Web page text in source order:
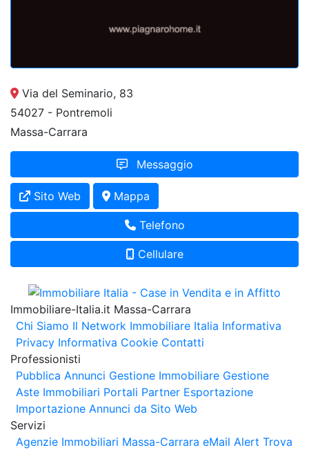
Via del Seminario, 83
54027 - Pontremoli
Massa-Carrara
Messaggio
Sito Web Mappa
Telefono
Cellulare
Immobiliare-Italia.it Massa-Carrara
Chi Siamo Il Network Immobiliare Italia Informativa
Privacy Informativa Cookie Contatti
Professionisti
Pubblica Annunci Gestione Immobiliare Gestione
Aste Immobiliari Portali Partner Esportazione
Importazione Annunci da Sito Web
Servizi
Agenzie Immobiliari Massa-Carrara eMail Alert Trova